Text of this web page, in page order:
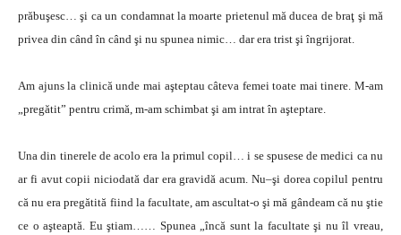
prăbuşesc… şi ca un condamnat la moarte prietenul mă ducea de braţ şi mă
privea din când în când şi nu spunea nimic… dar era trist şi îngrijorat.
Am ajuns la clinică unde mai aşteptau câteva femei toate mai tinere. M-am
„pregătit” pentru crimă, m-am schimbat şi am intrat în aşteptare.
Una din tinerele de acolo era la primul copil… i se spusese de medici ca nu
ar fi avut copii niciodată dar era gravidă acum. Nu–şi dorea copilul pentru
că nu era pregătită fiind la facultate, am ascultat-o şi mă gândeam că nu ştie
ce o aşteaptă. Eu ştiam…… Spunea „încă sunt la facultate şi nu îl vreau,